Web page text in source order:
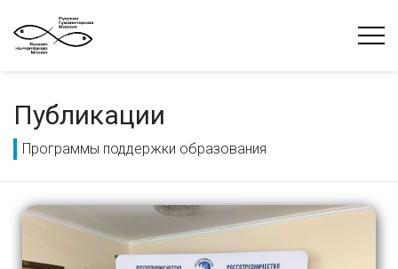
Публикации
Программы поддержки образования